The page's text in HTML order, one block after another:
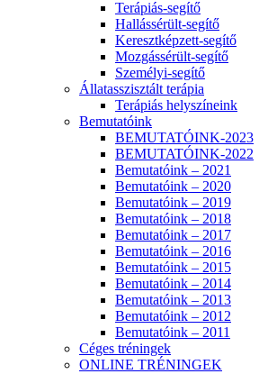
Terápiás-segítő
Hallássérült-segítő
Keresztképzett-segítő
Mozgássérült-segítő
Személyi-segítő
Állatasszisztált terápia
Terápiás helyszíneink
Bemutatóink
BEMUTATÓINK-2023
BEMUTATÓINK-2022
Bemutatóink – 2021
Bemutatóink – 2020
Bemutatóink – 2019
Bemutatóink – 2018
Bemutatóink – 2017
Bemutatóink – 2016
Bemutatóink – 2015
Bemutatóink – 2014
Bemutatóink – 2013
Bemutatóink – 2012
Bemutatóink – 2011
Céges tréningek
ONLINE TRÉNINGEK